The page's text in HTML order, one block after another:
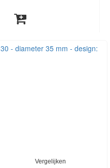
Vergelijken